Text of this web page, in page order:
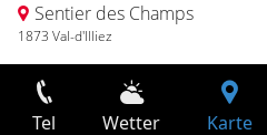
Sentier des Champs
1873 Val-d'Illiez
Tel Wetter Karte